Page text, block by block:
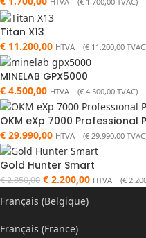
Titan X13
€ 11.200,00 HTVA (€ 11.200,00
MINELAB GPX5000
€ 4.500,00 HTVA (€ 4.500,00 TVAC)
OKM eXp 7000 Professional
€ 29.990,00 HTVA (€ 29.990,00
Gold Hunter Smart
€2.850,00 € 2.200,00 HTVA (€
Français (Belgique)
Français (France)